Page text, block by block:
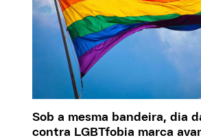
Sob a mesma bandeira, dia
contra LGBTfobia marca